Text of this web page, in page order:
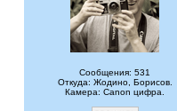
Сообщения: 531
Откуда: Жодино, Борисов.
Камера: Canon цифра.